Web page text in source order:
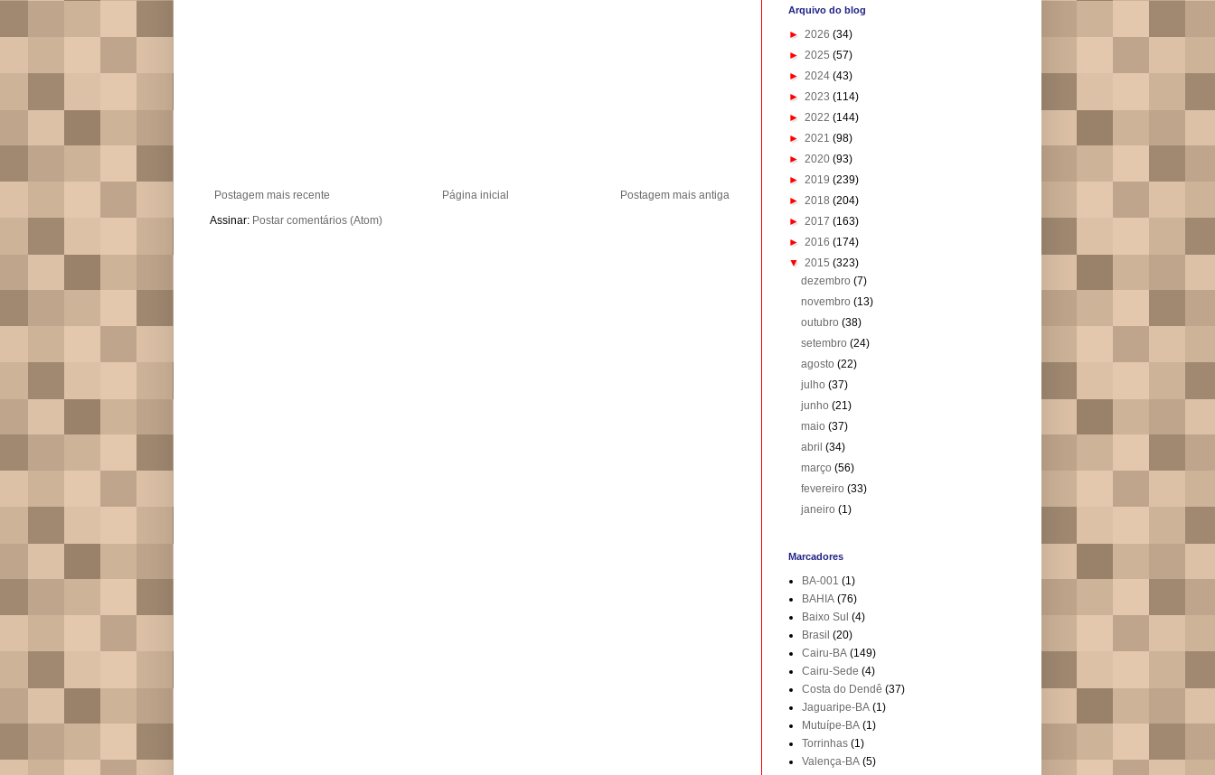
Postagem mais recente Postagem mais antiga
Página inicial
Assinar: Postar comentários (Atom)
Arquivo do blog
► 2026 (34)
► 2025 (57)
► 2024 (43)
► 2023 (114)
► 2022 (144)
► 2021 (98)
► 2020 (93)
► 2019 (239)
► 2018 (204)
► 2017 (163)
► 2016 (174)
▼ 2015 (323)
dezembro(7)
novembro(13)
outubro(38)
setembro(24)
agosto(22)
julho(37)
junho(21)
maio(37)
abril(34)
março(56)
fevereiro(33)
janeiro(1)
Marcadores
BA-001 (1)
BAHIA (76)
Baixo Sul (4)
Brasil (20)
Cairu-BA (149)
Cairu-Sede (4)
Costa do Dendê (37)
Jaguaripe-BA (1)
Mutuípe-BA (1)
Torrinhas (1)
Valença-BA (5)